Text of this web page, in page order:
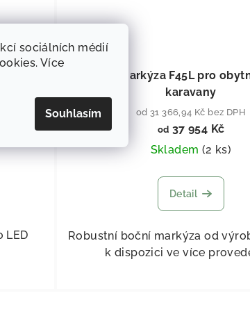
sociálních médií
Více
Souhlasím
LED
82981
Boční markýza F45L pro
karavany
od 31 366,94 Kč bez DPH
od 37 954 Kč
Skladem (2 ks)
Detail
Robustní boční markýza od
k dispozici ve více